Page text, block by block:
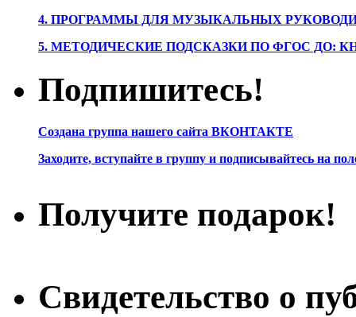
4. ПРОГРАММЫ ДЛЯ МУЗЫКАЛЬНЫХ
5. МЕТОДИЧЕСКИЕ ПОДСКАЗКИ ПО ФГОС ДО:
Подпишитесь!
Создана группа нашего сайта ВКОНТАКТЕ
Заходите, вступайте в группу и подписывайтесь на
Получите подарок!
Свидетельство о